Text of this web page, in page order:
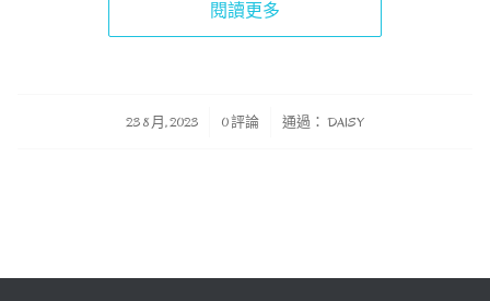
閱讀更多
23 8 月, 2023
/ 0 評論 通過： DAISY